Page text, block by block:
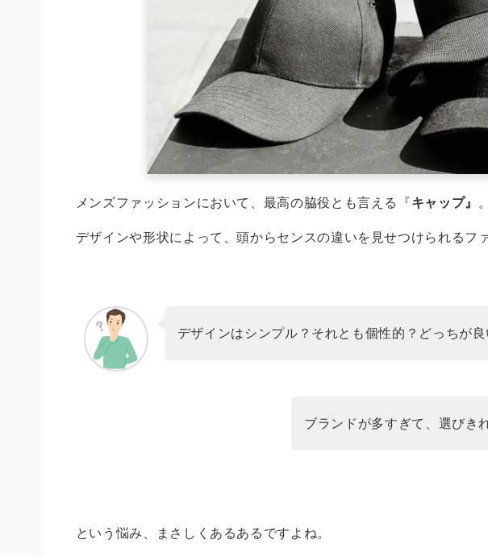
メンズファッションにおいて、最高の脇役とも言える『キャップ』 。
デザインや形状によって、頭からセンスの違いを見せつけられるフ
デザインはシンプル？それとも個性的？どっちが良
ブランドが多すぎて、選びき
という悩み、まさしくあるあるですよね。